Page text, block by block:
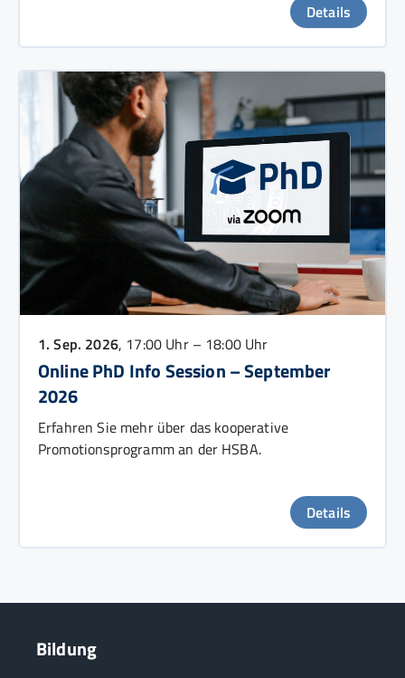
Details
1. Sep. 2026, 17:00 Uhr – 18:00 Uhr
Online PhD Info Session – September
2026
Erfahren Sie mehr über das kooperative
Promotionsprogramm an der HSBA.
Details
Bildung